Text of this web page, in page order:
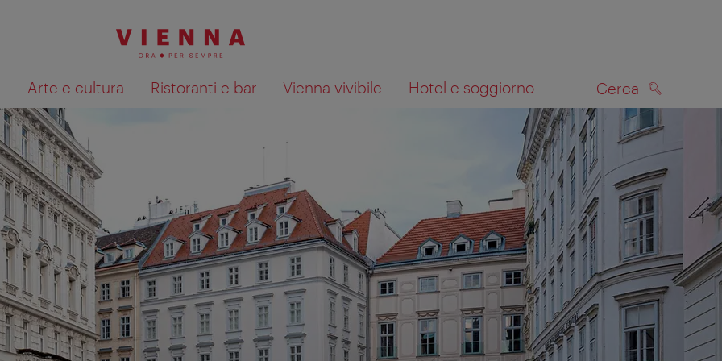
Arte e cultura Ristoranti e bar Vienna vivibile Hotel e soggiorno Cerca